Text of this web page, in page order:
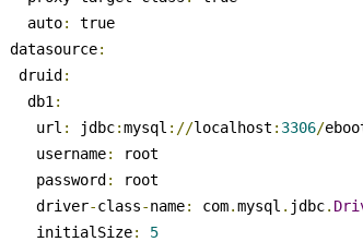
   auto
:
true
datasource:
  druid
:
   db1
:
    url
: jdbc:mysql ://localhost : 3306/
    username
:
root
    password
:
root
    driver
-class-name: com.mysql . jdbc.
    initialSize
:
5